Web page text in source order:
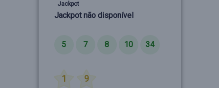
Jackpot
Jackpot não disponível
5 7 8 10 34
1 9